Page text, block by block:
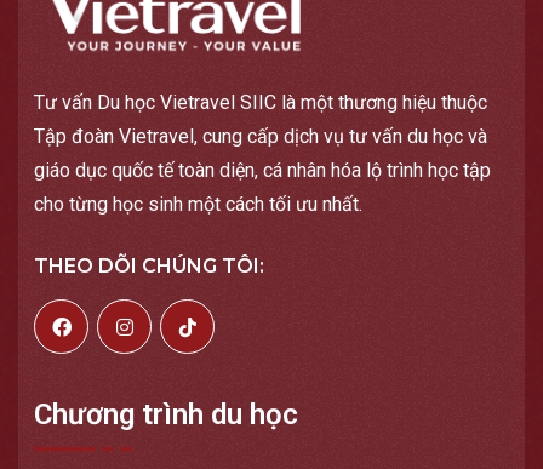
Tư vấn Du học Vietravel SIIC là một thương hiệu thuộc
Tập đoàn Vietravel, cung cấp dịch vụ tư vấn du học và
giáo dục quốc tế toàn diện, cá nhân hóa lộ trình học tập
cho từng học sinh một cách tối ưu nhất.
THEO DÕI CHÚNG TÔI:
Chương trình du học